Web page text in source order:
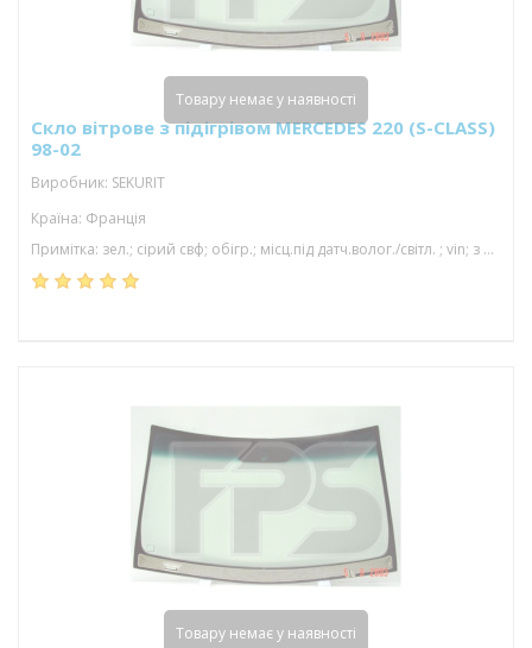
Скло вітрове з підігрівом MERCEDES 220 (S-CLASS)
98-02
Виробник: SEKURIT
Країна: Франція
Примітка: зел.; сірий свф; обігр.; місц.під датч.волог./світл. ; vin; з молд.; 1550*972
Товару немає у наявності
Товару немає у наявності